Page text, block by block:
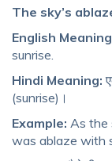
The sky’s
English
sunrise.
Hindi Meaning:
(sunrise)।
Example: As the
was ablaze with